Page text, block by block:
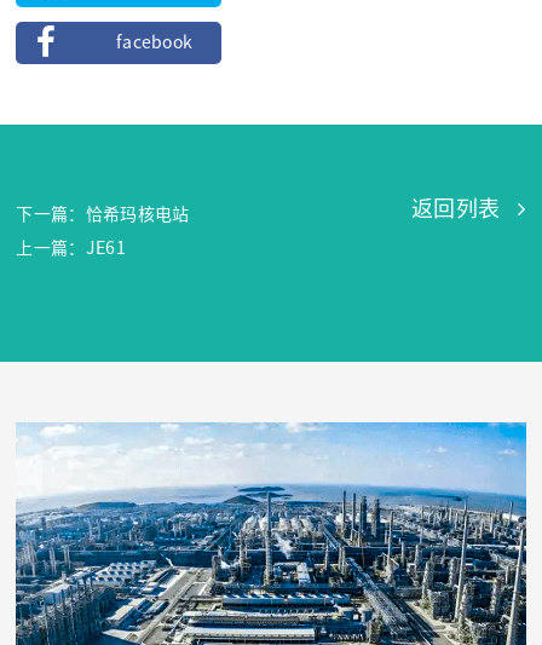
facebook
下一篇：恰希玛核电站
上一篇：JE61
返回列表